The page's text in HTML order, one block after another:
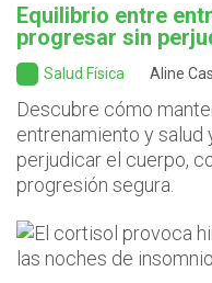
Equilibrio entre
progresar sin
Salud Física Aline
Descubre cómo
entrenamiento y
perjudicar el cuerpo,
progresión segura.